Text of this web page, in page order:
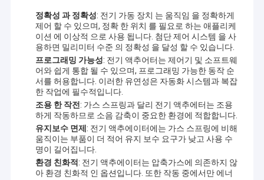
정확성 과 정확성: 전기 가동 장치 는 움직임 을 정확하게
제어 할 수 있으며, 정확 한 위치 를 필요로 하는 애플리케
이션 에 이상적 으로 사용 됩니다. 첨단 제어 시스템 을 사
용하면 밀리미터 수준 의 정확성 을 달성 할 수 있습니다.
프로그래밍 가능성: 전기 액추어터는 제어기 및 소프트웨
어와 쉽게 통합 될 수 있으며, 프로그래밍 가능한 동작 순
서를 허용합니다. 이러한 유연성은 자동화 시스템과 복잡
한 작업에 필수적입니다.
조용 한 작전: 가스 스프링과 달리 전기 액추에터는 조용
하게 작동하므로 소음 감축이 중요한 환경에 적합합니다.
유지보수 면제 : 전기 액추에이터에는 가스 스프링에 비해
움직이는 부품이 더 적어 유지 보수 요구가 낮고 사용 수
명이 길어집니다.
환경 친화적 : 전기 액추에이터는 압축가스에 의존하지 않
아 환경 친화적 인 옵션입니다. 또한 작동 중에서만 에너